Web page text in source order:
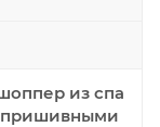
из спа
пришивными